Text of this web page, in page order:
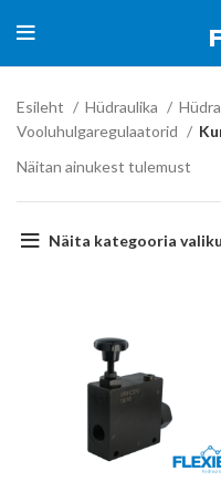
Esileht Hüdraulika
Vooluhulgaregulaatorid
Näitan ainukest tulemust
Näita kategooria